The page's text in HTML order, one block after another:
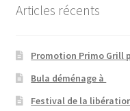
Articles récents
Promotion Primo Grill
Bula déménage à
Festival de la